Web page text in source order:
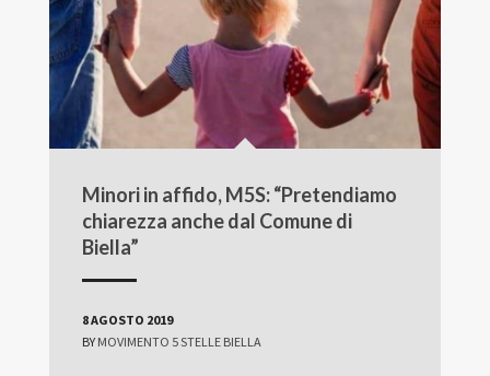
Minori in affido, M5S: “Pretendiamo
chiarezza anche dal Comune di
Biella”
8 AGOSTO 2019
BY MOVIMENTO 5 STELLE BIELLA